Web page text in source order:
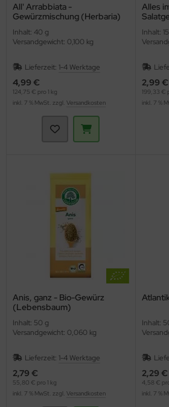
All' Arrabbiata -
Gewürzmischung (Herbaria)
Inhalt: 40 g
Versandgewicht: 0,100 kg
Lieferzeit: 1-4 Werktage
4,99 €
124,75 € pro 1 kg
inkl. 7 % MwSt. zzgl. Versandkosten
Alles
Inhalt:
2,99 €
199,33 €
inkl. 7 %
Anis, ganz - Bio-Gewürz
(Lebensbaum)
Inhalt: 50 g
Versandgewicht: 0,060 kg
Lieferzeit: 1-4 Werktage
2,79 €
55,80 € pro 1 kg
inkl. 7 % MwSt. zzgl. Versandkosten
Inhalt:
2,29 €
4,58 €
inkl. 7 %